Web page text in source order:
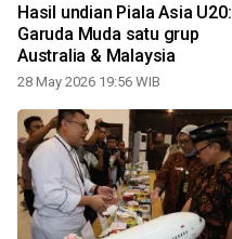
Hasil undian Piala Asia U20:
Garuda Muda satu grup
Australia & Malaysia
28 May 2026 19:56 WIB